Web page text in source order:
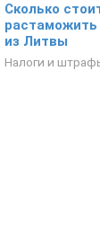
Сколько
из Литвы
Налоги и